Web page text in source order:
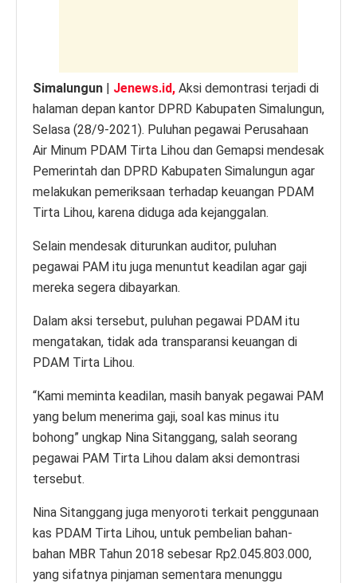
Simalungun | Jenews.id, Aksi demontrasi terjadi di
halaman depan kantor DPRD Kabupaten Simalungun,
Selasa (28/9-2021). Puluhan pegawai Perusahaan
Air Minum PDAM Tirta Lihou dan Gemapsi mendesak
Pemerintah dan DPRD Kabupaten Simalungun agar
melakukan pemeriksaan terhadap keuangan PDAM
Tirta Lihou, karena diduga ada kejanggalan.
Selain mendesak diturunkan auditor, puluhan
pegawai PAM itu juga menuntut keadilan agar gaji
mereka segera dibayarkan.
Dalam aksi tersebut, puluhan pegawai PDAM itu
mengatakan, tidak ada transparansi keuangan di
PDAM Tirta Lihou.
“Kami meminta keadilan, masih banyak pegawai PAM
yang belum menerima gaji, soal kas minus itu
bohong” ungkap Nina Sitanggang, salah seorang
pegawai PAM Tirta Lihou dalam aksi demontrasi
tersebut.
Nina Sitanggang juga menyoroti terkait penggunaan
kas PDAM Tirta Lihou, untuk pembelian bahan-
bahan MBR Tahun 2018 sebesar Rp2.045.803.000,
yang sifatnya pinjaman sementara menunggu